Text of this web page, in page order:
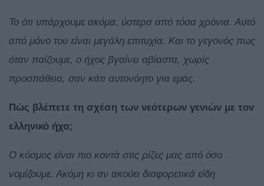
Το ότι υπάρχουμε ακόμα, ύστερα από τόσα χρόνια. Αυτό
από μόνο του είναι μεγάλη επιτυχία. Και το γεγονός πως
όταν παίζουμε, ο ήχος βγαίνει αβίαστα, χωρίς
προσπάθεια, σαν κάτι αυτονόητο για εμάς.
Πώς βλέπετε τη σχέση των νεότερων γενιών με τον
ελληνικό ήχο;
Ο κόσμος είναι πιο κοντά στις ρίζες μας από όσο
νομίζουμε. Ακόμη κι αν ακούει διαφορετικά είδη